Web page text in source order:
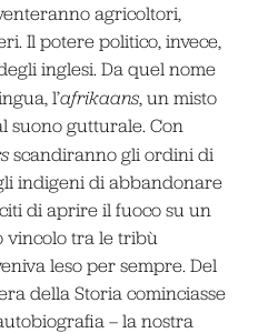
agricoltori,
Il potere politico, invece,
inglesi. Da quel nome
l’afrikaans, un misto
suono gutturale. Con
scandiranno gli ordini di
indigeni di abbandonare
di aprire il fuoco su un
vincolo tra le tribù
leso per sempre. Del
della Storia cominciasse
– la nostra